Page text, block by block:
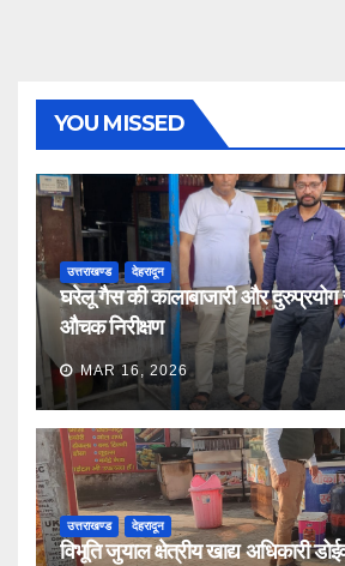
YOU MISSED
उत्तराखण्ड देहरादून
घरेलू गैस की कालाबाजारी और
औचक निरीक्षण
MAR 16, 2026
उत्तराखण्ड देहरादून
विभूति जुयाल क्षेत्रीय खाद्य अधिकारी